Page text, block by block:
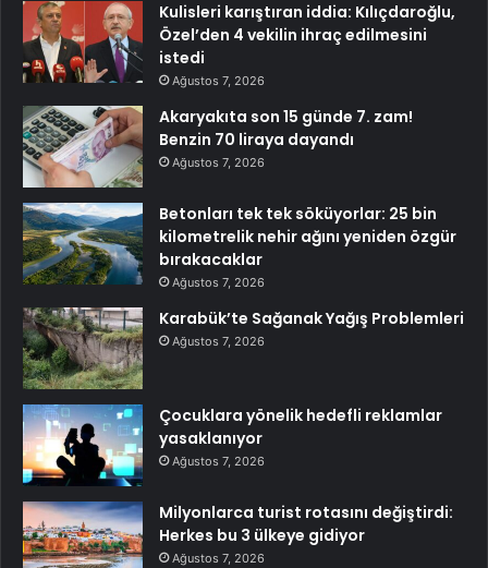
Kulisleri karıştıran iddia: Kılıçdaroğlu,
Özel’den 4 vekilin ihraç edilmesini
istedi
Ağustos 7, 2026
Akaryakıta son 15 günde 7. zam!
Benzin 70 liraya dayandı
Ağustos 7, 2026
Betonları tek tek söküyorlar: 25 bin
kilometrelik nehir ağını yeniden özgür
bırakacaklar
Ağustos 7, 2026
Karabük’te Sağanak Yağış Problemleri
Ağustos 7, 2026
Çocuklara yönelik hedefli reklamlar
yasaklanıyor
Ağustos 7, 2026
Milyonlarca turist rotasını değiştirdi:
Herkes bu 3 ülkeye gidiyor
Ağustos 7, 2026